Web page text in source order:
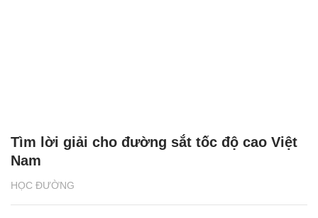
HỌC ĐƯỜNG
Tìm lời giải cho đường sắt tốc độ cao Việt
Nam